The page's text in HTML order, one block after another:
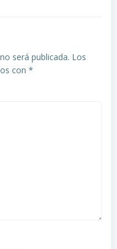
será publicada. Los
con *